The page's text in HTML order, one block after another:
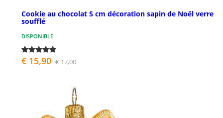
Cookie au chocolat 5 cm décoration sapin de Noël verre
soufflé
DISPONIBLE
€ 15,90 € 17,00